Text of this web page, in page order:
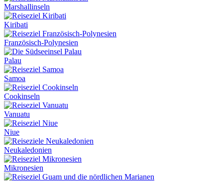
Marshallinseln
Kiribati
Französisch-Polynesien
Palau
Samoa
Cookinseln
Vanuatu
Niue
Neukaledonien
Mikronesien